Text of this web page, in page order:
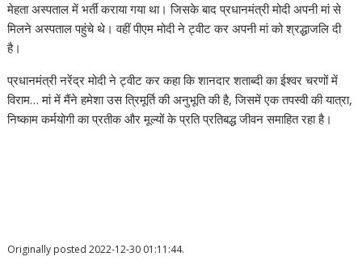
मेहता अस्पताल में भर्ती कराया गया था। जिसके बाद प्रधानमंत्री मोदी अपनी मां से
मिलने अस्पताल पहुंचे थे। वहीं पीएम मोदी ने ट्वीट कर अपनी मां को श्रद्धाजलि दी
है।
प्रधानमंत्री नरेंद्र मोदी ने ट्वीट कर कहा कि शानदार शताब्दी का ईश्वर चरणों में
विराम… मां में मैंने हमेशा उस त्रिमूर्ति की अनुभूति की है, जिसमें एक तपस्वी की यात्रा,
निष्काम कर्मयोगी का प्रतीक और मूल्यों के प्रति प्रतिबद्ध जीवन समाहित रहा है।
Originally posted 2022-12-30 01:11:44.